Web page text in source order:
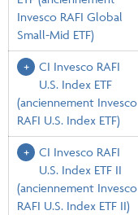
Invesco RAFI Global
Small-Mid ETF)
CI Invesco RAFI
U.S. Index ETF
(anciennement Invesco
RAFI U.S. Index ETF)
CI Invesco RAFI
U.S. Index ETF II
(anciennement Invesco
RAFI U.S. Index ETF II)